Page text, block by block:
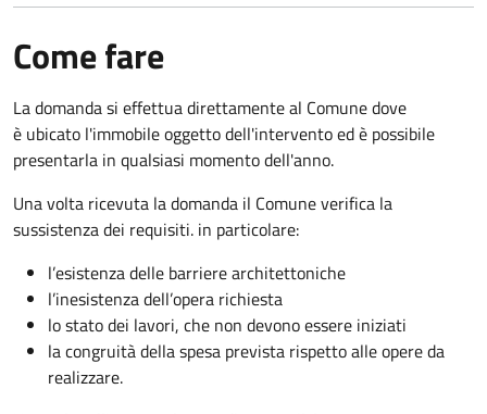
Come fare
La domanda si effettua direttamente al Comune dove
è ubicato l'immobile oggetto dell'intervento ed è possibile
presentarla in qualsiasi momento dell'anno.
Una volta ricevuta la domanda il Comune verifica la
sussistenza dei requisiti. in particolare:
l’esistenza delle barriere architettoniche
l’inesistenza dell’opera richiesta
lo stato dei lavori, che non devono essere iniziati
la congruità della spesa prevista rispetto alle opere da
realizzare.